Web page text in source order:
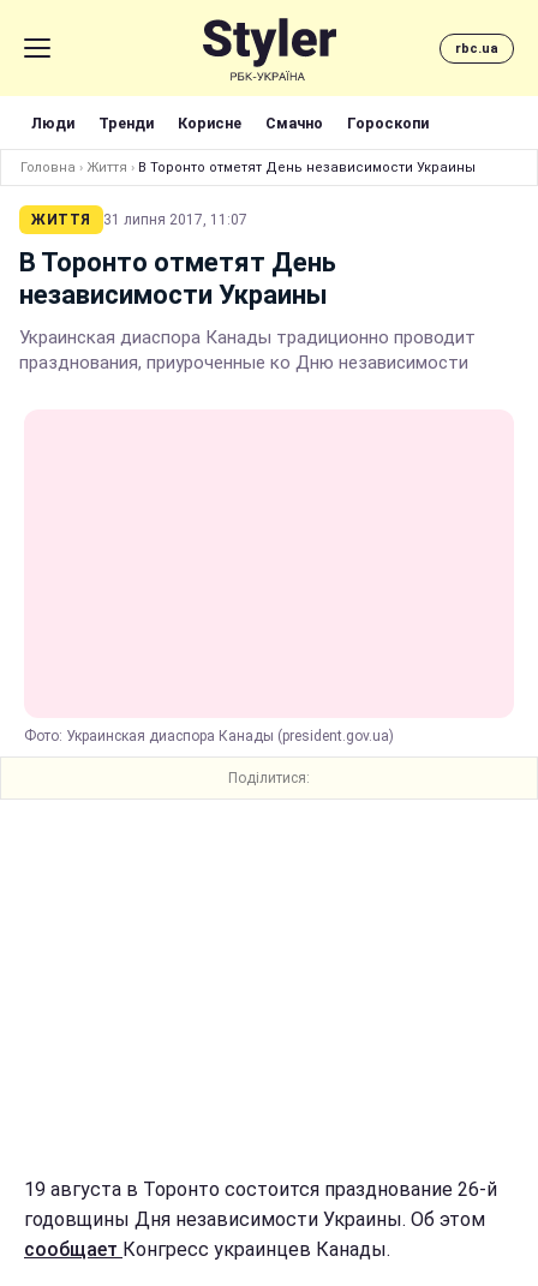
rbc.ua
Люди Тренди Корисне Смачно Гороскопи
Головна › Життя › В Торонто отметят День независимости Украины
ЖИТТЯ 31 липня 2017, 11:07
В Торонто отметят День
независимости Украины
Украинская диаспора Канады традиционно проводит
празднования, приуроченные ко Дню независимости
Фото: Украинская диаспора Канады (president.gov.ua)
Поділитися:
19 августа в Торонто состоится празднование 26-й
годовщины Дня независимости Украины. Об этом
сообщает Конгресс украинцев Канады.